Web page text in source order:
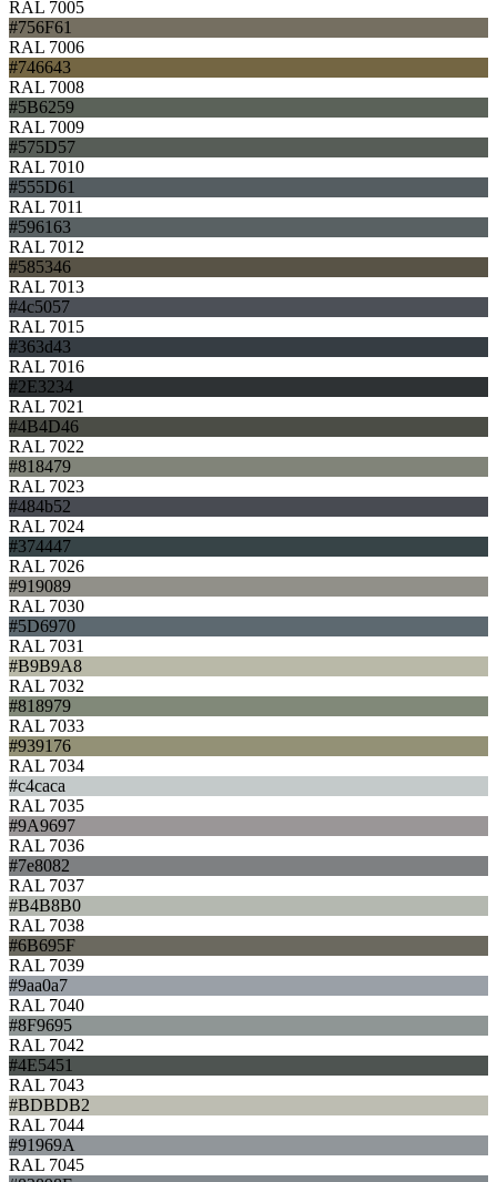
RAL 7005
#756F61
RAL 7006
#746643
RAL 7008
#5B6259
RAL 7009
#575D57
RAL 7010
#555D61
RAL 7011
#596163
RAL 7012
#585346
RAL 7013
#4c5057
RAL 7015
#363d43
RAL 7016
#2E3234
RAL 7021
#4B4D46
RAL 7022
#818479
RAL 7023
#484b52
RAL 7024
#374447
RAL 7026
#919089
RAL 7030
#5D6970
RAL 7031
#B9B9A8
RAL 7032
#818979
RAL 7033
#939176
RAL 7034
#c4caca
RAL 7035
#9A9697
RAL 7036
#7e8082
RAL 7037
#B4B8B0
RAL 7038
#6B695F
RAL 7039
#9aa0a7
RAL 7040
#8F9695
RAL 7042
#4E5451
RAL 7043
#BDBDB2
RAL 7044
#91969A
RAL 7045